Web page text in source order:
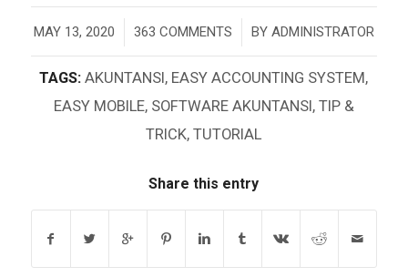
MAY 13, 2020
/ 363 COMMENTS
/ BY ADMINISTRATOR
TAGS: AKUNTANSI, EASY ACCOUNTING SYSTEM,
EASY MOBILE, SOFTWARE AKUNTANSI, TIP &
TRICK,TUTORIAL
Share this entry